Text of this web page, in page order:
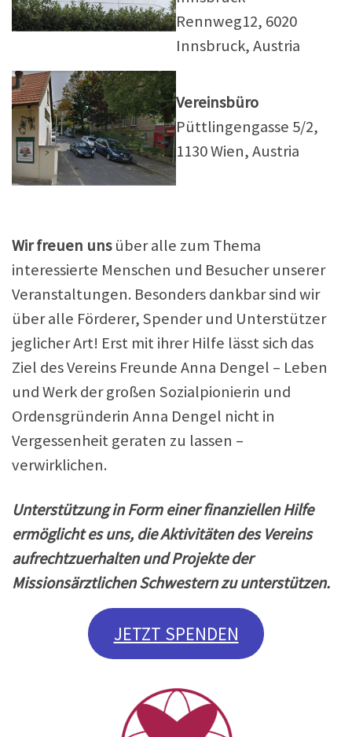
Rennweg12, 6020
Innsbruck, Austria
Vereinsbüro
Püttlingengasse 5/2,
1130 Wien, Austria
Wir freuen unsüber alle zum Thema
interessierte Menschen und Besucher unserer
Veranstaltungen. Besonders dankbar sind wir
über alle Förderer, Spender und Unterstützer
jeglicher Art! Erst mit ihrer Hilfe lässt sich das
Ziel des Vereins Freunde Anna Dengel – Leben
und Werk der großen Sozialpionierin und
Ordensgründerin Anna Dengel nicht in
Vergessenheit geraten zu lassen –
verwirklichen.
Unterstützung in Form einer finanziellen Hilfe
ermöglicht es uns, die Aktivitäten des Vereins
aufrechtzuerhalten und Projekte der
Missionsärztlichen Schwestern zu unterstützen.
JETZT SPENDEN